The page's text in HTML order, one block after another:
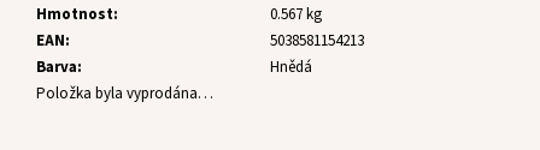
Hmotnost:
0.567 kg
EAN:
5038581154213
Barva:
Hnědá
Položka byla vyprodána…